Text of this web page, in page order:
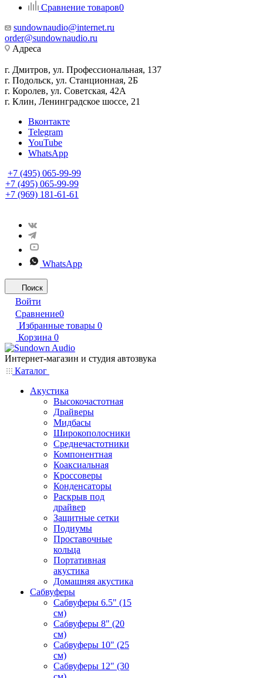
Сравнение товаров0
sundownaudio@internet.ru
order@sundownaudio.ru
Адреса
г. Дмитров, ул. Профессиональная, 137
г. Подольск, ул. Станционная, 2Б
г. Королев, ул. Советская, 42А
г. Клин, Ленинградское шоссе, 21
Вконтакте
Telegram
YouTube
WhatsApp
+7 (495) 065-99-99
+7 (495) 065-99-99
+7 (969) 181-61-61
WhatsApp
Поиск
Войти
Сравнение0
Избранные товары 0
Корзина 0
Интернет-магазин и студия автозвука
Каталог
Акустика
Высокочастотная
Драйверы
Мидбасы
Широкополосники
Среднечастотники
Компонентная
Коаксиальная
Кроссоверы
Конденсаторы
Раскрыв под
драйвер
Защитные сетки
Подиумы
Проставочные
кольца
Портативная
акустика
Домашняя акустика
Сабвуферы
Сабвуферы 6.5" (15
см)
Сабвуферы 8" (20
см)
Сабвуферы 10" (25
см)
Сабвуферы 12" (30